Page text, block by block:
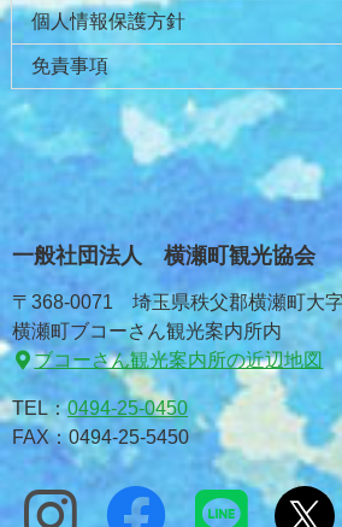
個人情報保護方針
免責事項
一般社団法人 横瀬町観光協会
〒368-0071 埼玉県秩父郡横瀬町大
横瀬町ブコーさん観光案内所内
ブコーさん観光案内所の近辺地図
TEL：0494-25-0450
FAX：0494-25-5450